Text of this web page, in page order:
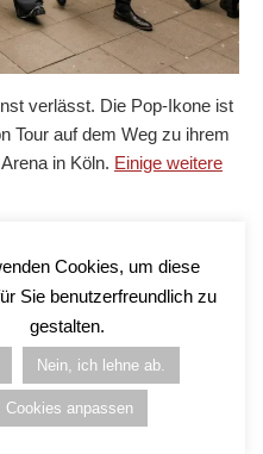
verlässt. Die Pop-Ikone ist
Tour auf dem Weg zu ihrem
in Köln. Einige weitere
Cookies, um diese
Sie benutzerfreundlich zu
gestalten.
Nein, ich lehne ab.
Cookies anpassen